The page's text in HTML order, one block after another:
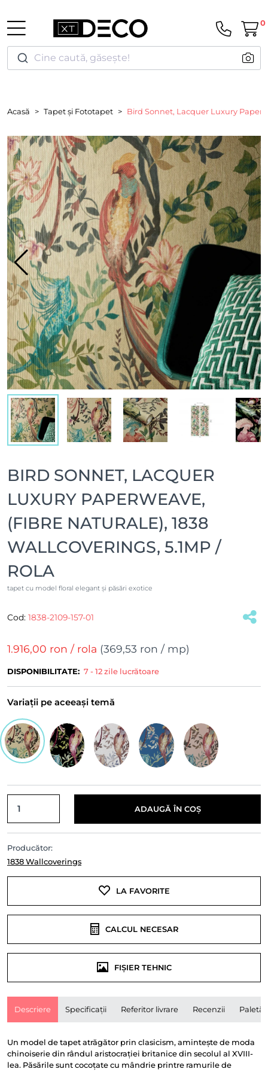
Cine caută, găsește!
0
Acasă Tapet și Fototapet Bird Sonnet, Lacquer Luxury
BIRD SONNET, LACQUER
LUXURY PAPERWEAVE,
(FIBRE NATURALE), 1838
WALLCOVERINGS, 5.1MP /
ROLA
tapet cu model floral elegant și păsări exotice
Cod: 1838-2109-157-01
1.916,00 ron / rola (369,53 ron / mp)
DISPONIBILITATE: 7 - 12 zile lucrătoare
Variații pe aceeași temă
ADAUGĂ ÎN COȘ
Producător:
1838 Wallcoverings
LA FAVORITE
CALCUL NECESAR
FIȘIER TEHNIC
Descriere Specificații Referitor livrare Recenzii Paletă
Un model de tapet atrăgător prin clasicism, amintește de moda
chinoiserie din rândul aristocrației britanice din secolul al XVIII-
lea. Păsările sunt cocoțate cu mândrie printre ramurile de